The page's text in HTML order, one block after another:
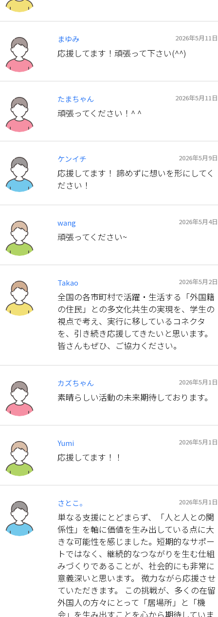
まゆみ 2026年5月11日
応援してます！頑張って下さい(^^)
たまちゃん 2026年5月11日
頑張ってください！^ ^
ケンイチ 2026年5月9日
応援してます！ 諦めずに想いを形にしてく
ださい！
wang 2026年5月4日
頑張ってください~
Takao 2026年5月2日
全国の各市町村で活躍・生活する「外国籍
の住民」との多文化共生の実現を、学生の
視点で考え、実行に移しているコネクタ
を、引き続き応援してきたいと思います。
皆さんもぜひ、ご協力ください。
カズちゃん 2026年5月1日
素晴らしい活動の未来期待しております。
Yumi 2026年5月1日
応援してます！！
さとこ。 2026年5月1日
単なる支援にとどまらず、「人と人との関
係性」を軸に価値を生み出している点に大
きな可能性を感じました。短期的なサポー
トではなく、継続的なつながりを生む仕組
みづくりであることが、社会的にも非常に
意義深いと思います。 微力ながら応援させ
ていただきます。 この挑戦が、多くの在留
外国人の方々にとって「居場所」と「機
会」を生み出すことを心から期待していま